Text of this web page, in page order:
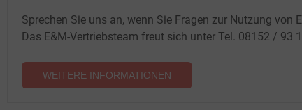
Sprechen Sie uns an, wenn Sie Fragen zur Nutzung von
Das E&M-Vertriebsteam freut sich unter Tel. 08152 / 93
WEITERE INFORMATIONEN